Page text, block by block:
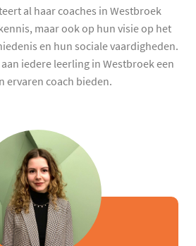
al haar coaches in Westbroek
maar ook op hun visie op het
en hun sociale vaardigheden.
iedere leerling in Westbroek een
ervaren coach bieden.